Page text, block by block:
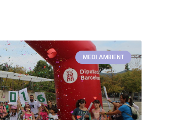
MEDI AMBIENT